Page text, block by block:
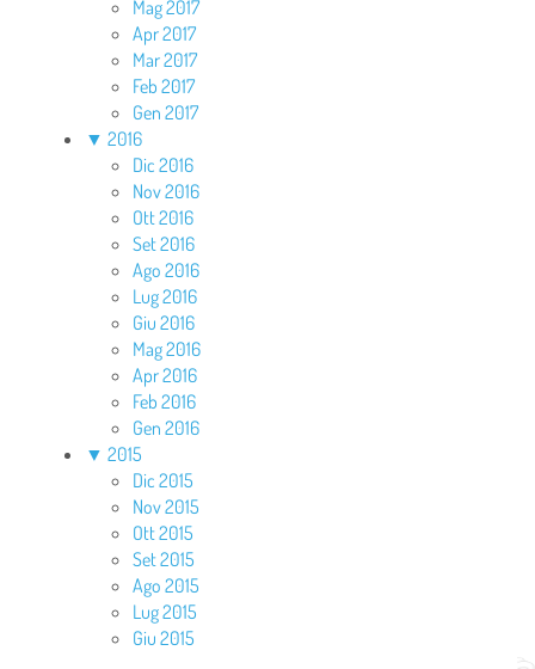
Mag 2017
Apr 2017
Mar 2017
Feb 2017
Gen 2017
▼ 2016
Dic 2016
Nov 2016
Ott 2016
Set 2016
Ago 2016
Lug 2016
Giu 2016
Mag 2016
Apr 2016
Feb 2016
Gen 2016
▼ 2015
Dic 2015
Nov 2015
Ott 2015
Set 2015
Ago 2015
Lug 2015
Giu 2015